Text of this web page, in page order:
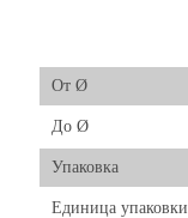
От Ø
До Ø
Упаковка
Единица упаковки